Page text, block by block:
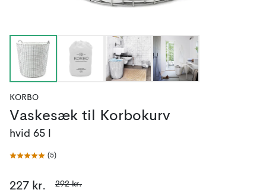
KORBO
Vaskesæk til Korbokurv
hvid 65 l
(5)
227 kr. 292 kr.